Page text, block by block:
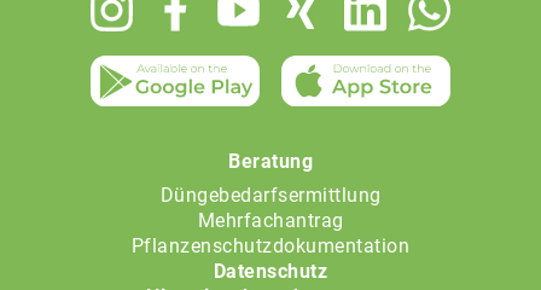
Beratung
Düngebedarfsermittlung
Mehrfachantrag
Pflanzenschutzdokumentation
Datenschutz